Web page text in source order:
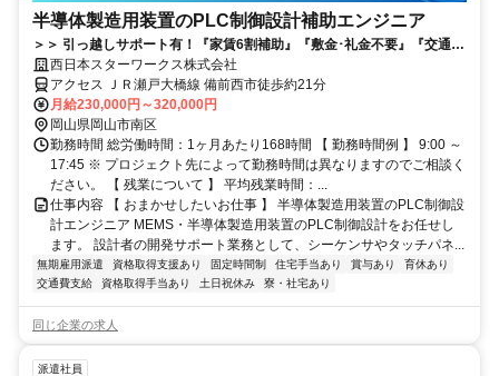
半導体製造用装置のPLC制御設計補助エンジニア
＞＞ 引っ越しサポート有！『家賃6割補助』『敷金･礼金不要』『交通費
＆引越代全額負担』で”はじめての一人暮らし＆転職”をサポート！＜＜
西日本スターワークス株式会社
アクセス ＪＲ瀬戸大橋線 備前西市徒歩約21分
月給230,000円～320,000円
岡山県岡山市南区
勤務時間 総労働時間：1ヶ月あたり168時間 【 勤務時間例 】 9:00 ～
17:45 ※ プロジェクト先によって勤務時間は異なりますのでご相談く
ださい。 【 残業について 】 平均残業時間：...
仕事内容 【 おまかせしたいお仕事 】 半導体製造用装置のPLC制御設
計エンジニア MEMS・半導体製造用装置のPLC制御設計をお任せし
ます。 設計者の開発サポート業務として、シーケンサやタッチパネ...
無期雇用派遣 資格取得支援あり 固定時間制 住宅手当あり 賞与あり
育休あり
交通費支給
資格取得手当あり 土日祝休み 寮・社宅あり
同じ企業の求人
派遣社員